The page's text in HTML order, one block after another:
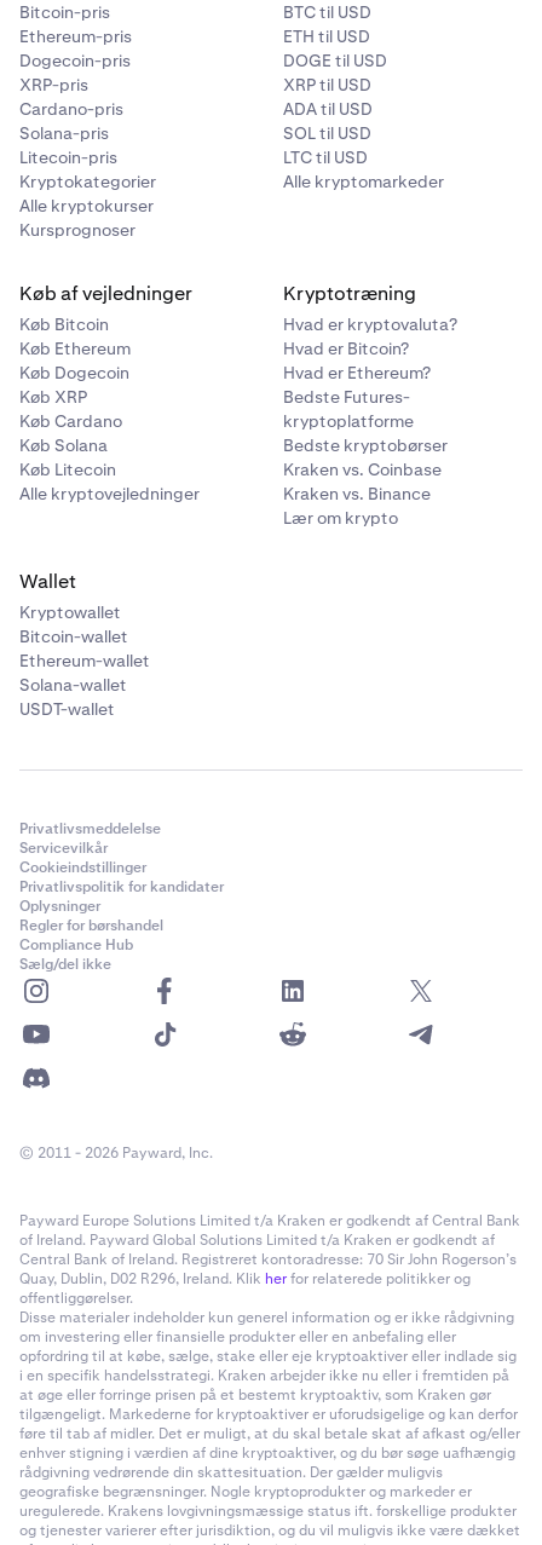
Bitcoin-pris
Ethereum-pris
Dogecoin-pris
XRP-pris
Cardano-pris
Solana-pris
Litecoin-pris
Kryptokategorier
Alle kryptokurser
Kursprognoser
BTC til USD
ETH til USD
DOGE til USD
XRP til USD
ADA til USD
SOL til USD
LTC til USD
Alle kryptomarkeder
Køb af vejledninger
Køb Bitcoin
Køb Ethereum
Køb Dogecoin
Køb XRP
Køb Cardano
Køb Solana
Køb Litecoin
Alle kryptovejledninger
Kryptotræning
Hvad er kryptovaluta?
Hvad er Bitcoin?
Hvad er Ethereum?
Bedste Futures-
kryptoplatforme
Bedste kryptobørser
Kraken vs. Coinbase
Kraken vs. Binance
Lær om krypto
Wallet
Kryptowallet
Bitcoin-wallet
Ethereum-wallet
Solana-wallet
USDT-wallet
Privatlivsmeddelelse
Servicevilkår
Cookieindstillinger
Privatlivspolitik for kandidater
Oplysninger
Regler for børshandel
Compliance Hub
Sælg/del ikke
© 2011 - 2026 Payward, Inc.
Payward Europe Solutions Limited t/a Kraken er godkendt af Central Bank
of Ireland. Payward Global Solutions Limited t/a Kraken er godkendt af
Central Bank of Ireland. Registreret kontoradresse: 70 Sir John Rogerson’s
Quay, Dublin, D02 R296, Ireland. Klik herfor relaterede politikker og
offentliggørelser.
Disse materialer indeholder kun generel information og er ikke rådgivning
om investering eller finansielle produkter eller en anbefaling eller
opfordring til at købe, sælge, stake eller eje kryptoaktiver eller indlade sig
i en specifik handelsstrategi. Kraken arbejder ikke nu eller i fremtiden på
at øge eller forringe prisen på et bestemt kryptoaktiv, som Kraken gør
tilgængeligt. Markederne for kryptoaktiver er uforudsigelige og kan derfor
føre til tab af midler. Det er muligt, at du skal betale skat af afkast og/eller
enhver stigning i værdien af dine kryptoaktiver, og du bør søge uafhængig
rådgivning vedrørende din skattesituation. Der gælder muligvis
geografiske begrænsninger. Nogle kryptoprodukter og markeder er
uregulerede. Krakens lovgivningsmæssige status ift. forskellige produkter
og tjenester varierer efter jurisdiktion, og du vil muligvis ikke være dækket